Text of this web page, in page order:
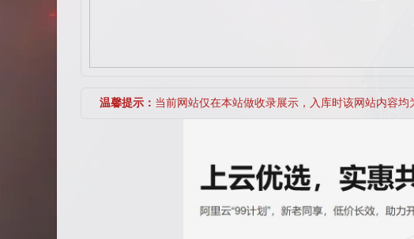
温馨提示： 当前网站仅在本站做收录展示，入库时该网站内容